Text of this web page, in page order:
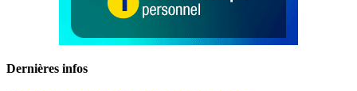
Dernières infos